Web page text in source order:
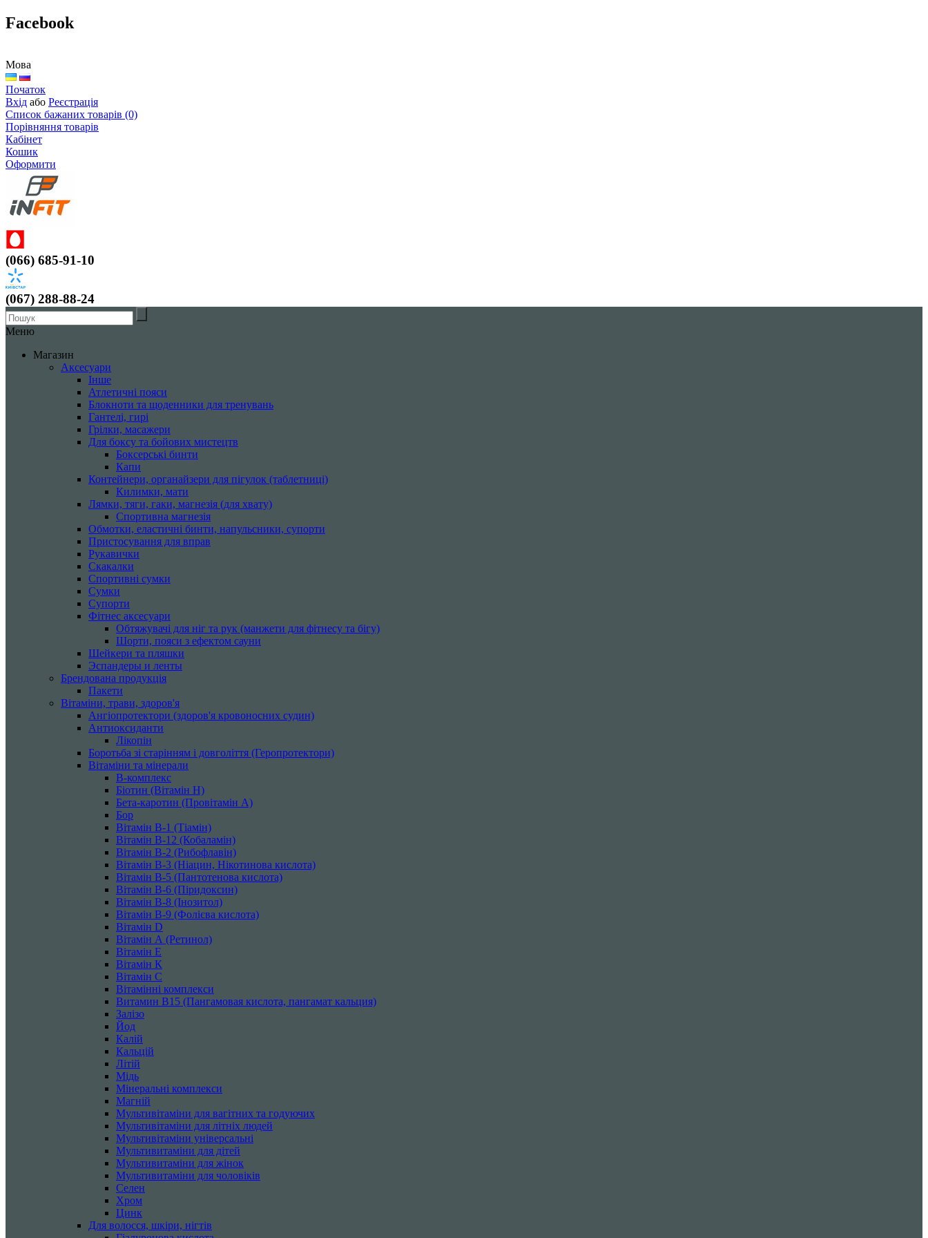
Facebook
Мова
Початок
Вхід або Реєстрація
Список бажаних товарів (0)
Порівняння товарів
Кабінет
Кошик
Оформити
(066) 685-91-10
(067) 288-88-24
Меню
Магазин
Аксесуари
Інше
Атлетичні пояси
Блокноти та щоденники для тренувань
Гантелі, гирі
Грілки, масажери
Для боксу та бойових мистецтв
Боксерські бинти
Капи
Контейнери, органайзери для пігулок (таблетниці)
Килимки, мати
Лямки, тяги, гаки, магнезія (для хвату)
Спортивна магнезія
Обмотки, еластичні бинти, напульсники, супорти
Пристосування для вправ
Рукавички
Скакалки
Спортивні сумки
Сумки
Супорти
Фітнес аксесуари
Обтяжувачі для ніг та рук (манжети для фітнесу та бігу)
Шорти, пояси з ефектом сауни
Шейкери та пляшки
Эспандеры и ленты
Брендована продукція
Пакети
Вітаміни, трави, здоров'я
Ангіопротектори (здоров'я кровоносних судин)
Антиоксиданти
Лікопін
Боротьба зі старінням і довголіття (Геропротектори)
Вітаміни та мінерали
B-комплекс
Біотин (Вітамін H)
Бета-каротин (Провітамін А)
Бор
Вітамін B-1 (Тіамін)
Вітамін B-12 (Кобаламін)
Вітамін B-2 (Рибофлавін)
Вітамін B-3 (Ніацин, Нікотинова кислота)
Вітамін B-5 (Пантотенова кислота)
Вітамін B-6 (Піридоксин)
Вітамін B-8 (Інозитол)
Вітамін B-9 (Фолієва кислота)
Вітамін D
Вітамін А (Ретинол)
Вітамін Е
Вітамін К
Вітамін С
Вітамінні комплекси
Витамин B15 (Пангамовая кислота, пангамат кальция)
Залізо
Йод
Калій
Кальцій
Літій
Мідь
Мінеральні комплекси
Магній
Мультивітаміни для вагітних та годуючих
Мультивітаміни для літніх людей
Мультивітаміни універсальні
Мультивитаміни для дітей
Мультивитаміни для жінок
Мультивитаміни для чоловіків
Селен
Хром
Цинк
Для волосся, шкіри, нігтів